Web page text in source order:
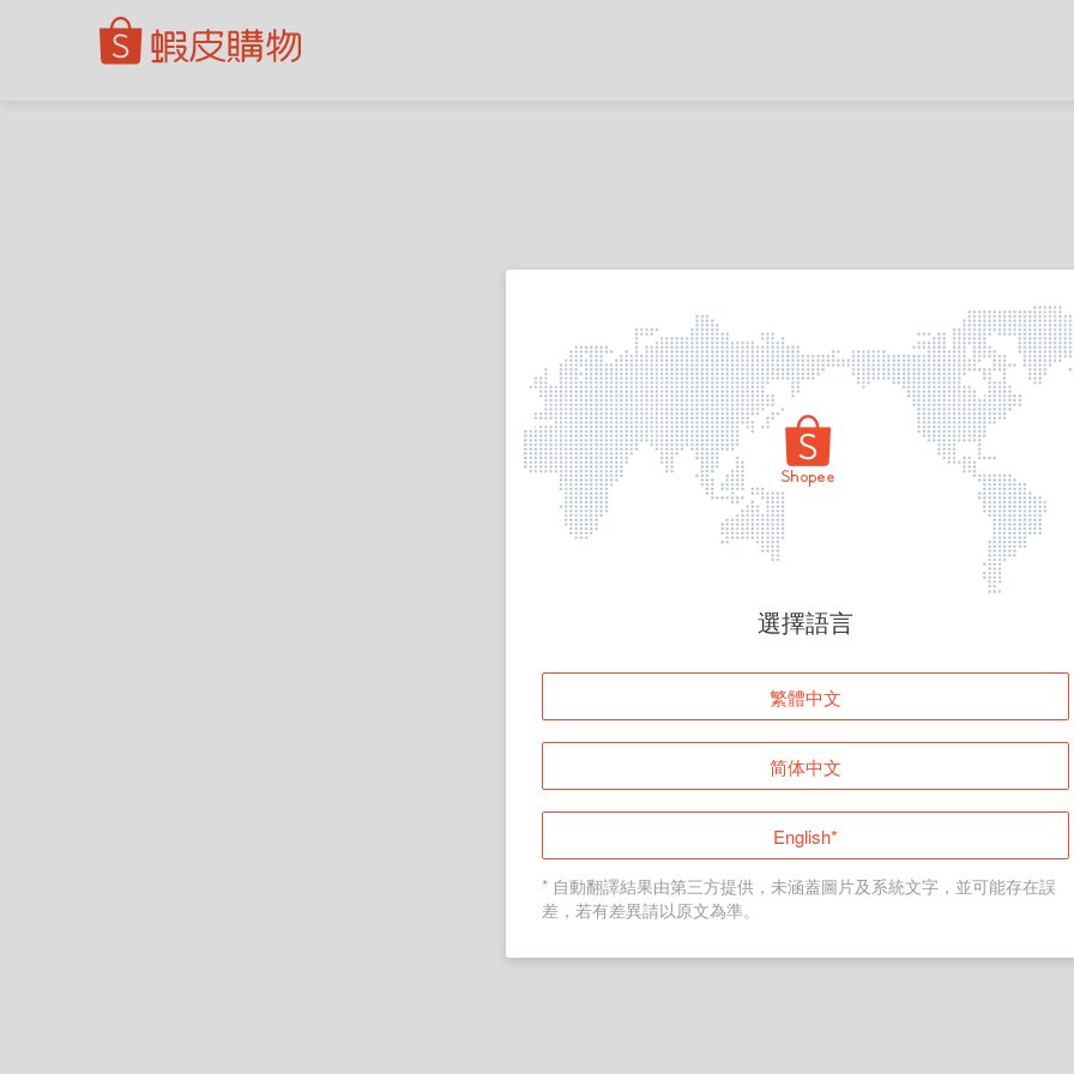
頁面無法顯示
登入
返回首頁
選擇語言
繁體中文
简体中文
English*
* 自動翻譯結果由第三方提供，未涵蓋圖片及系統文字，並可能存在誤
差，若有差異請以原文為準。